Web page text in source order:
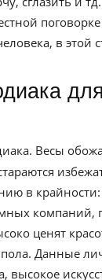
в этой
Весы
в
компаний,
ценят
Данные
высокое